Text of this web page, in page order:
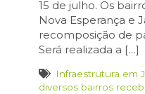
15 de julho. Os
Nova Esperança e
recomposição de
Será realizada a […]
Infraestrutura em
diversos bairros